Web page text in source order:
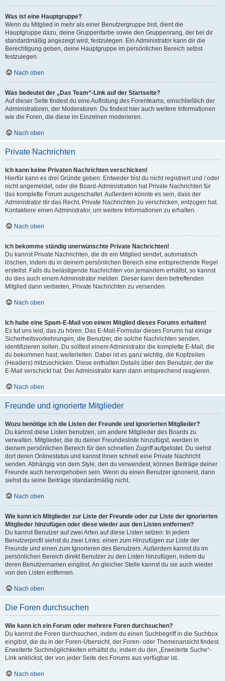
Was ist eine Hauptgruppe?
Wenn du Mitglied in mehr als einer Benutzergruppe bist, dient die
Hauptgruppe dazu, deine Gruppenfarbe sowie den Gruppenrang, der bei dir
standardmäßig angezeigt wird, festzulegen. Ein Administrator kann dir die
Berechtigung geben, deine Hauptgruppe im persönlichen Bereich selbst
festzulegen.
Nach oben
Was bedeutet der „Das Team“-Link auf der Startseite?
Auf dieser Seite findest du eine Auflistung des Forenteams, einschließlich der
Administratoren, der Moderatoren. Du findest hier auch weitere Informationen
wie die Foren, die diese im Einzelnen moderieren.
Nach oben
Private Nachrichten
Ich kann keine Privaten Nachrichten verschicken!
Hierfür kann es drei Gründe geben: Entweder bist du nicht registriert und / oder
nicht angemeldet, oder die Board-Administration hat Private Nachrichten für
das komplette Forum ausgeschaltet. Außerdem könnte es sein, dass der
Administrator dir das Recht, Private Nachrichten zu verschicken, entzogen hat.
Kontaktiere einen Administrator, um weitere Informationen zu erhalten.
Nach oben
Ich bekomme ständig unerwünschte Private Nachrichten!
Du kannst Private Nachrichten, die dir ein Mitglied sendet, automatisch
löschen, indem du in deinem persönlichen Bereich eine entsprechende Regel
erstellst. Falls du belästigende Nachrichten von jemandem erhältst, so kannst
du dies auch einem Administrator melden. Dieser kann dem betreffenden
Mitglied dann verbieten, Private Nachrichten zu versenden.
Nach oben
Ich habe eine Spam-E-Mail von einem Mitglied dieses Forums erhalten!
Es tut uns leid, das zu hören. Das E-Mail-Formular dieses Forums hat einige
Sicherheitsvorkehrungen, die Benutzer, die solche Nachrichten senden,
identifizieren sollen. Du solltest einem Administrator die komplette E-Mail, die
du bekommen hast, weiterleiten. Dabei ist es ganz wichtig, die Kopfzeilen
(Headers) mitzuschicken. Diese enthalten Details über den Benutzer, der die
E-Mail verschickt hat. Der Administrator kann dann entsprechend reagieren.
Nach oben
Freunde und ignorierte Mitglieder
Wozu benötige ich die Listen der Freunde und ignorierten Mitglieder?
Du kannst diese Listen benutzen, um andere Mitglieder des Boards zu
verwalten. Mitglieder, die du deiner Freundesliste hinzufügst, werden in
deinem persönlichen Bereich für den schnellen Zugriff aufgelistet. Du siehst
dort deren Onlinestatus und kannst ihnen schnell eine Private Nachricht
senden. Abhängig von dem Style, den du verwendest, können Beiträge deiner
Freunde auch hervorgehoben sein. Wenn du einen Benutzer ignorierst, dann
siehst du seine Beiträge standardmäßig nicht.
Nach oben
Wie kann ich Mitglieder zur Liste der Freunde oder zur Liste der ignorierten
Mitglieder hinzufügen oder diese wieder aus den Listen entfernen?
Du kannst Benutzer auf zwei Arten auf diese Listen setzen: In jedem
Benutzerprofil siehst du zwei Links: einen zum Hinzufügen zur Liste der
Freunde und einen zum Ignorieren des Benutzers. Außerdem kannst du im
persönlichen Bereich direkt Benutzer zu den Listen hinzufügen, indem du
deren Benutzernamen eingibst. An gleicher Stelle kannst du sie auch wieder
von den Listen entfernen.
Nach oben
Die Foren durchsuchen
Wie kann ich ein Forum oder mehrere Foren durchsuchen?
Du kannst die Foren durchsuchen, indem du einen Suchbegriff in die Suchbox
eingibst, die du in der Foren-Übersicht, der Foren- oder Themenansicht findest.
Erweiterte Suchmöglichkeiten erhältst du, indem du den „Erweiterte Suche“-
Link anklickst, der von jeder Seite des Forums aus verfügbar ist.
Nach oben